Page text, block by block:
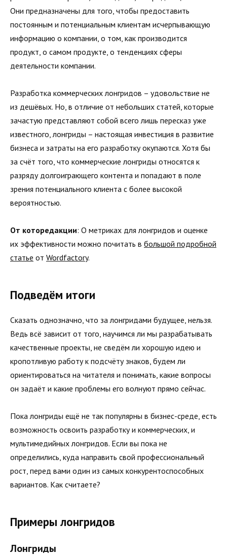
Они предназначены для того, чтобы предоставить
постоянным и потенциальным клиентам исчерпывающую
информацию о компании, о том, как производится
продукт, о самом продукте, о тенденциях сферы
деятельности компании.
Разработка коммерческих лонгридов – удовольствие не
из дешёвых. Но, в отличие от небольших статей, которые
зачастую представляют собой всего лишь пересказ уже
известного, лонгриды – настоящая инвестиция в развитие
бизнеса и затраты на его разработку окупаются. Хотя бы
за счёт того, что коммерческие лонгриды относятся к
разряду долгоиграющего контента и попадают в поле
зрения потенциального клиента с более высокой
вероятностью.
От которедакции: О метриках для лонгридов и оценке
их эффективности можно почитать в большой подробной
статье от Wordfactory.
Подведём итоги
Сказать однозначно, что за лонгридами будущее, нельзя.
Ведь всё зависит от того, научимся ли мы разрабатывать
качественные проекты, не сведём ли хорошую идею и
кропотливую работу к подсчёту знаков, будем ли
ориентироваться на читателя и понимать, какие вопросы
он задаёт и какие проблемы его волнуют прямо сейчас.
Пока лонгриды ещё не так популярны в бизнес-среде, есть
возможность освоить разработку и коммерческих, и
мультимедийных лонгридов. Если вы пока не
определились, куда направить свой профессиональный
рост, перед вами один из самых конкурентоспособных
вариантов. Как считаете?
Примеры лонгридов
Лонгриды